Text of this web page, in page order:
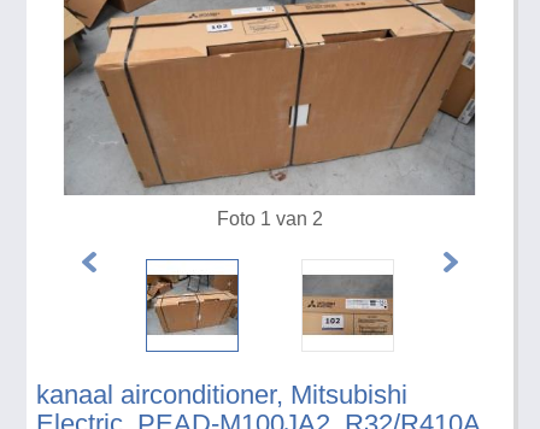
kanaal airconditioner, Mitsubishi
Foto 1 van 2